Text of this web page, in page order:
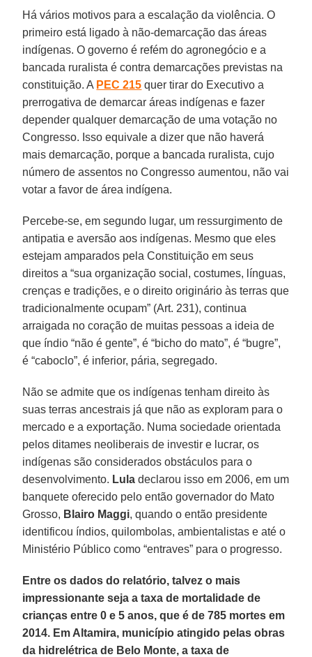
Há vários motivos para a escalação da violência. O
primeiro está ligado à não-demarcação das áreas
indígenas. O governo é refém do agronegócio e a
bancada ruralista é contra demarcações previstas na
constituição. A PEC 215 quer tirar do Executivo a
prerrogativa de demarcar áreas indígenas e fazer
depender qualquer demarcação de uma votação no
Congresso. Isso equivale a dizer que não haverá
mais demarcação, porque a bancada ruralista, cujo
número de assentos no Congresso aumentou, não vai
votar a favor de área indígena.
Percebe-se, em segundo lugar, um ressurgimento de
antipatia e aversão aos indígenas. Mesmo que eles
estejam amparados pela Constituição em seus
direitos a “sua organização social, costumes, línguas,
crenças e tradições, e o direito originário às terras que
tradicionalmente ocupam” (Art. 231), continua
arraigada no coração de muitas pessoas a ideia de
que índio “não é gente”, é “bicho do mato”, é “bugre”,
é “caboclo”, é inferior, pária, segregado.
Não se admite que os indígenas tenham direito às
suas terras ancestrais já que não as exploram para o
mercado e a exportação. Numa sociedade orientada
pelos ditames neoliberais de investir e lucrar, os
indígenas são considerados obstáculos para o
desenvolvimento. Lula declarou isso em 2006, em um
banquete oferecido pelo então governador do Mato
Grosso, Blairo Maggi, quando o então presidente
identificou índios, quilombolas, ambientalistas e até o
Ministério Público como “entraves” para o progresso.
Entre os dados do relatório, talvez o mais
impressionante seja a taxa de mortalidade de
crianças entre 0 e 5 anos, que é de 785 mortes em
2014. Em Altamira, município atingido pelas obras
da hidrelétrica de Belo Monte, a taxa de